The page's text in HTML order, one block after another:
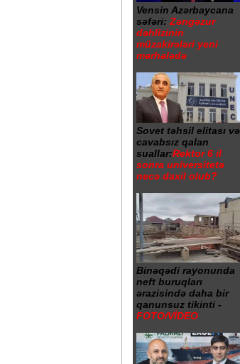
Vensin Azərbaycana
səfəri: Zəngəzur
dəhlizinin
müzakirələri yeni
mərhələdə
Sovet təhsil elitası və
cavabsız qalan
suallar:Rektor 6 il
sonra universitetə
necə daxil olub?
Binəqədi rayonunda
neft buruqları
ərazisində daha bir
qanunsuz tikinti -
FOTO/VİDEO